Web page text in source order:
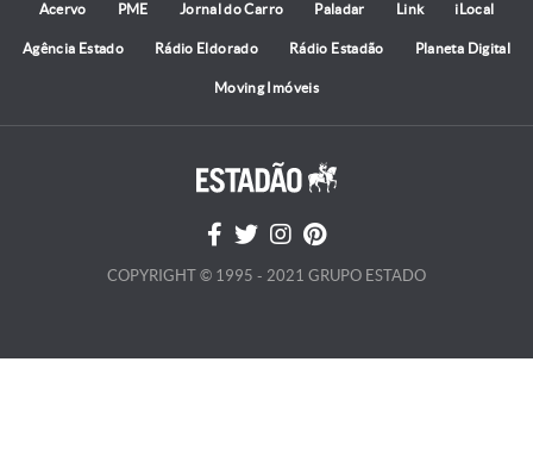
Acervo PME Jornal do Carro Paladar Link iLocal
Agência Estado Rádio Eldorado Rádio Estadão Planeta Digital
Moving Imóveis
COPYRIGHT © 1995 - 2021 GRUPO ESTADO